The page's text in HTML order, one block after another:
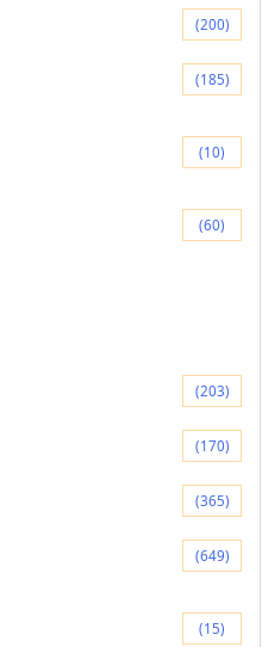
(200)
(185)
(10)
(60)
(203)
(170)
(365)
(649)
(15)